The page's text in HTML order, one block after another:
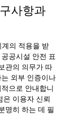
사항과
의 적용을 받
공시설 안전 표
관의 의무가 따
외부 인증이나
으로 안내합니
이용자 신뢰
명히 하는 데 필